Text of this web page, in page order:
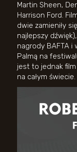
Martin Sheen,
Harrison Ford.
dwie zamieniły
najlepszy
nagrody BAFTA i
Palmą na
jest to jednak
na całym świecie.